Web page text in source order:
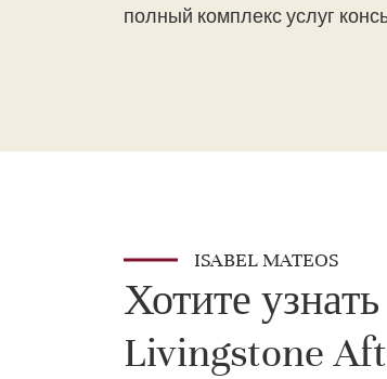
полный комплекс услуг
ISABEL MATEOS
Хотите
Livingstone